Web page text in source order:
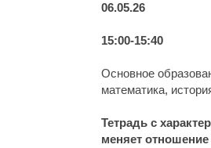
06.05.26
15:00-15:40
Основное
математика,
Тетрадь с
меняет